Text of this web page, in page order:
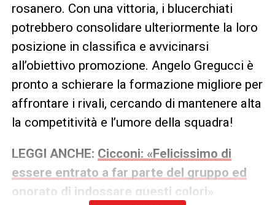
rosanero. Con una vittoria, i blucerchiati
potrebbero consolidare ulteriormente la loro
posizione in classifica e avvicinarsi
all’obiettivo promozione. Angelo Gregucci è
pronto a schierare la formazione migliore per
affrontare i rivali, cercando di mantenere alta
la competitività e l’umore della squadra!
LEGGI ANCHE: Cicconi: «Felicissimo di
essere entrato a far parte del gruppo ed
onorato di indossare questi colori»